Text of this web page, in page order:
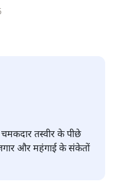
तस्वीर के पीछे
और महंगाई के संकेतों